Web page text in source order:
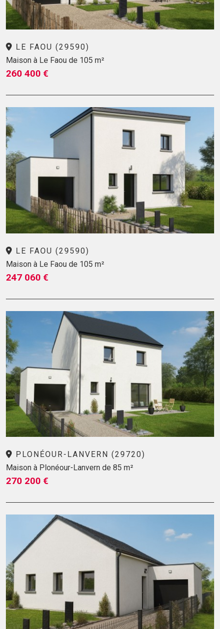
LE FAOU (29590)
Maison à Le Faou de 105 m²
260 400 €
LE FAOU (29590)
Maison à Le Faou de 105 m²
247 060 €
PLONÉOUR-LANVERN (29720)
Maison à Plonéour-Lanvern de 85 m²
270 200 €